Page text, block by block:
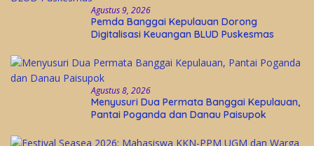
Agustus 9, 2026
Pemda Banggai Kepulauan Dorong
Digitalisasi Keuangan BLUD Puskesmas
Agustus 8, 2026
Menyusuri Dua Permata Banggai Kepulauan,
Pantai Poganda dan Danau Paisupok